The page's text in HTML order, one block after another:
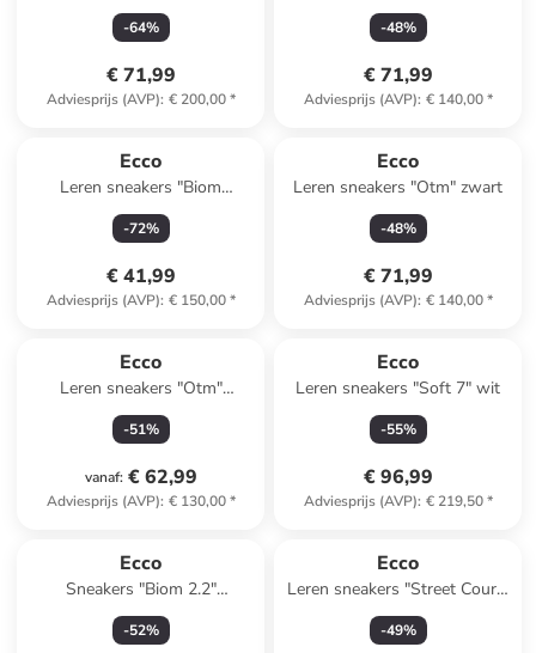
-64%
€ 71,99
Adviesprijs (AVP): € 200,00*
-48%
€ 71,99
Adviesprijs (AVP): € 140,00*
Ecco
Leren sneakers "Biom
Everyday" beige
-72%
€ 41,99
Adviesprijs (AVP): € 150,00*
Ecco
Leren sneakers "Otm" zwart
-48%
€ 71,99
Adviesprijs (AVP): € 140,00*
Ecco
Leren sneakers "Otm"
wit/beige/donkerblauw
-51%
vanaf: € 62,99
Adviesprijs (AVP): € 130,00*
Ecco
Leren sneakers "Soft 7" wit
-55%
€ 96,99
Adviesprijs (AVP): € 219,50*
Ecco
Sneakers "Biom 2.2"
lichtroze/beige
-52%
Ecco
Leren sneakers "Street Court"
wit/lichtblauw
-49%